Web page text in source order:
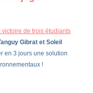
victoire de trois étudiants
Gibrat et Soleil
en 3 jours une solution
!